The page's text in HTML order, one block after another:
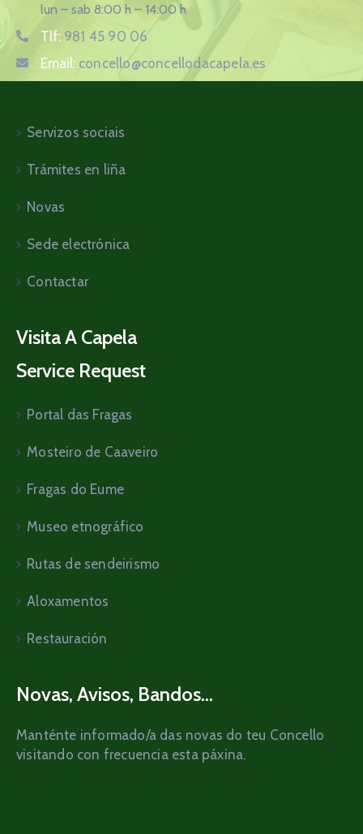
lun – sab 8:00 h – 14:00 h
Tlf: 981 45 90 06
Email: concello@concellodacapela.es
Servizos sociais
Trámites en liña
Novas
Sede electrónica
Contactar
Visita A Capela
Service Request
Portal das Fragas
Mosteiro de Caaveiro
Fragas do Eume
Museo etnográfico
Rutas de sendeirismo
Aloxamentos
Restauración
Novas, Avisos, Bandos...
Manténte informado/a das novas do teu Concello
visitando con frecuencia esta páxina.